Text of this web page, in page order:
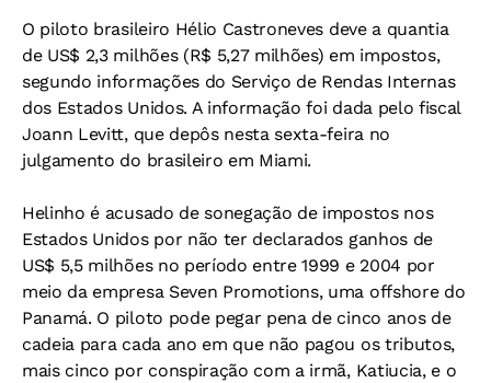
O piloto brasileiro Hélio Castroneves deve a quantia
de US$ 2,3 milhões (R$ 5,27 milhões) em impostos,
segundo informações do Serviço de Rendas Internas
dos Estados Unidos. A informação foi dada pelo fiscal
Joann Levitt, que depôs nesta sexta-feira no
julgamento do brasileiro em Miami.
Helinho é acusado de sonegação de impostos nos
Estados Unidos por não ter declarados ganhos de
US$ 5,5 milhões no período entre 1999 e 2004 por
meio da empresa Seven Promotions, uma offshore do
Panamá. O piloto pode pegar pena de cinco anos de
cadeia para cada ano em que não pagou os tributos,
mais cinco por conspiração com a irmã, Katiucia, e o